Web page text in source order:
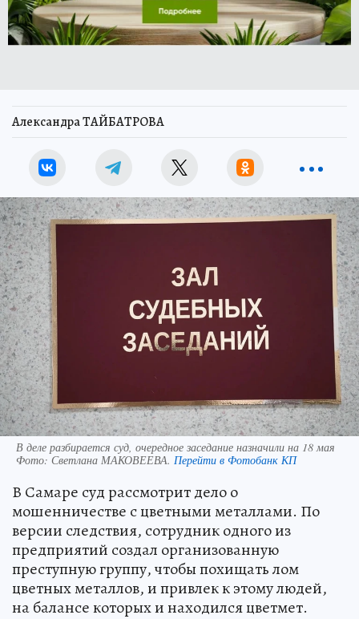
Александра ТАЙБАТРОВА
В деле разбирается суд, очередное заседание назначили на 18 мая
Фото: Светлана МАКОВЕЕВА. Перейти в Фотобанк КП
В Самаре суд рассмотрит дело о
мошенничестве с цветными металлами. По
версии следствия, сотрудник одного из
предприятий создал организованную
преступную группу, чтобы похищать лом
цветных металлов, и привлек к этому людей,
на балансе которых и находился цветмет.